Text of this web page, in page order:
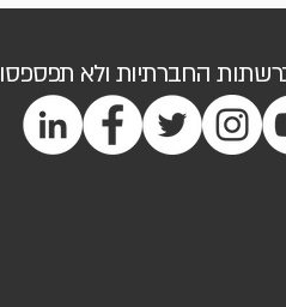
החברתיות ולא תפספסו